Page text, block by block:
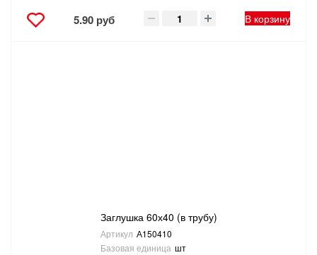
5.90 руб В корзину
Заглушка 60х40 (в трубу)
Артикул А150410
Базовая единица шт